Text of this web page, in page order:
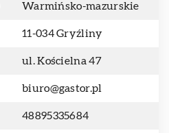
Warmińsko-mazurskie
11-034 Gryźliny
ul. Kościelna 47
biuro@gastor.pl
48895335684